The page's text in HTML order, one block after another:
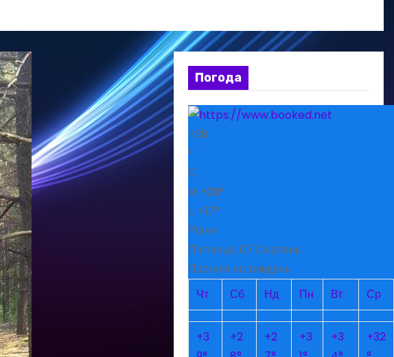
Погода
+38
°
C
H: +29°
L: +17°
Рівне
П’ятниця, 07 Серпень
Прогноз на тиждень
Чт
Сб Нд Пн Вт Ср
+3
+2
+2
+3
+3
+32